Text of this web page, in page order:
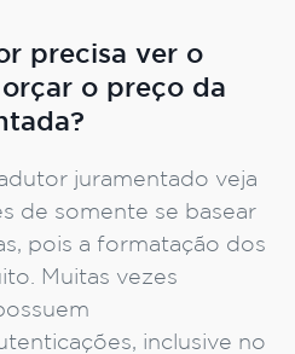
precisa ver o
o preço da
juramentado veja
de somente se basear
pois a formatação dos
Muitas vezes
inclusive no